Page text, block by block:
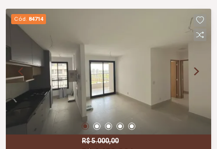
planejados nos quartos, banheiros, cozinha e área
de serviço; Ambientes bem distribuídos,
proporcionando conforto e praticidade para toda
a família.
Cód. 84714
R$ 5.000,00